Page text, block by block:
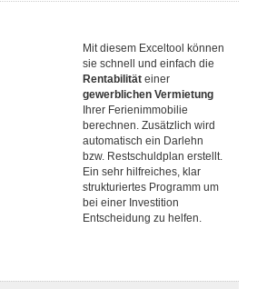
Mit diesem Exceltool können
sie schnell und einfach die
Rentabilität einer
gewerblichen Vermietung
Ihrer Ferienimmobilie
berechnen. Zusätzlich wird
automatisch ein Darlehn
bzw. Restschuldplan erstellt.
Ein sehr hilfreiches, klar
strukturiertes Programm um
bei einer Investition
Entscheidung zu helfen.